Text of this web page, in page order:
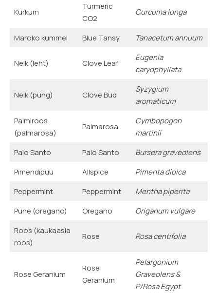
Kurkum
Turmeric
CO2
Curcuma longa
Maroko kummel Blue Tansy Tanacetum annuum
Nelk (leht) Clove Leaf
Eugenia
caryophyllata
Nelk (pung) Clove Bud
Syzygium
aromaticum
Palmiroos
(palmarosa)
Palmarosa
Cymbopogon
martinii
Palo Santo
Palo Santo
Bursera graveolens
Pimendipuu
Allspice
Pimenta dioica
Peppermint
Peppermint
Mentha piperita
Pune (oregano)
Oregano
Origanum vulgare
Roos (kaukaasia
roos)
Rose Rosa centifolia
Rose Geranium
Rose
Geranium
Pelargonium
Graveolens &
P/Rosa Egypt